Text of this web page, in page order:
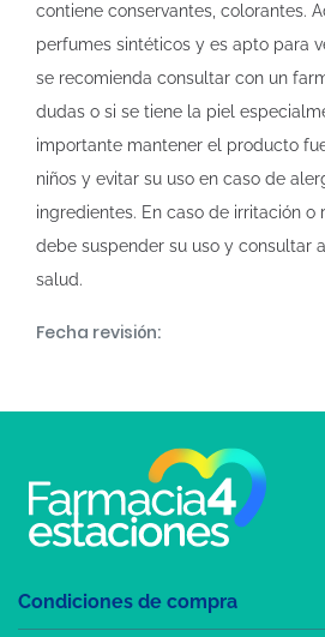
contiene conservantes, colorantes.
perfumes sintéticos y es apto para
se recomienda consultar con un
dudas o si se tiene la piel
importante mantener el producto
niños y evitar su uso en caso de
ingredientes. En caso de irritación o
debe suspender su uso y consultar
salud.
Fecha revisión:
Condiciones de compra